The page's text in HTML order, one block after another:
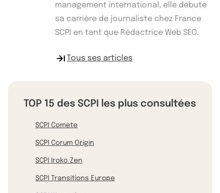
management international, elle débute
sa carrière de journaliste chez France
SCPI en tant que Rédactrice Web SEO.
Tous ses articles
TOP 15 des SCPI les plus consultées
SCPI Comète
SCPI Corum Origin
SCPI Iroko Zen
SCPI Transitions Europe